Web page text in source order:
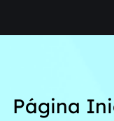
Página